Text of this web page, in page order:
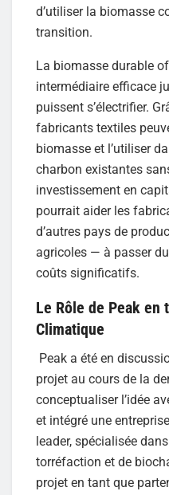
d’utiliser la biomasse
transition.
La biomasse durable
intermédiaire efficace
puissent s’électrifier.
fabricants textiles
biomasse et l’utiliser
charbon existantes
investissement en
pourrait aider les
d’autres pays de
agricoles — à passer
coûts significatifs.
Le Rôle de Peak en
Climatique
Peak a été en
projet au cours de la
conceptualiser l’idée
et intégré une
leader, spécialisée
torréfaction et de
projet en tant que